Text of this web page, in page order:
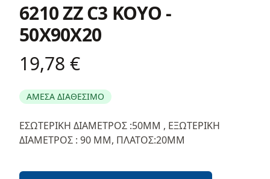
6210 ZZ C3 KOYO -
50X90X20
Product information
19,78 €
ΑΜΕΣΑ ΔΙΑΘΕΣΙΜΟ
Περιγραφή
ΕΣΩΤΕΡΙΚΗ ΔΙΑΜΕΤΡΟΣ :50ΜΜ , ΕΞΩΤΕΡΙΚΗ
ΔΙΑΜΕΤΡΟΣ : 90 ΜΜ, ΠΛΑΤΟΣ:20ΜΜ